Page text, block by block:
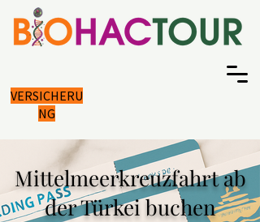
VERSICHERU
NG
Mittelmeerkreuzfahrt ab
der Türkei buchen